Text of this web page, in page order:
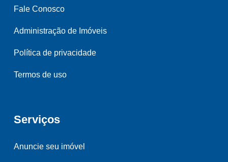
Fale Conosco
Administração de Imóveis
Política de privacidade
Termos de uso
Serviços
Anuncie seu imóvel